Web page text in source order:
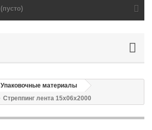
(пусто)
Упаковочные материалы
Стреппинг лента 15х06х2000